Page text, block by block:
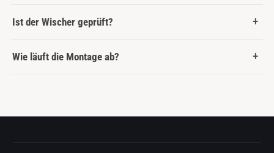
Ist der Wischer geprüft?
Wie läuft die Montage ab?